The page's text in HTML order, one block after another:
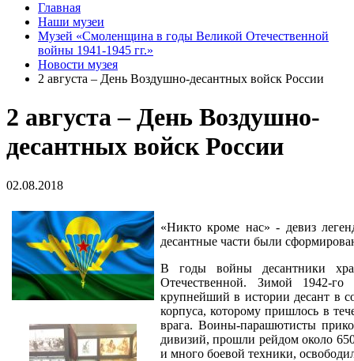
Главная
Наши музеи
Музей «Смоленщина в годы Великой Отечественной
войны 1941-1945 гг.»
Новости музея
2 августа – День Воздушно-десантных войск России
2 августа – День Воздушно-
десантных войск России
02.08.2018
«Никто кроме нас» - девиз
десантные части были
В годы войны десантники
Отечественной. Зимой 1942-
крупнейший в истории десант в
корпуса, которому пришлось в
врага. Воины-парашютисты
дивизий, прошли рейдом около
и много боевой техники,